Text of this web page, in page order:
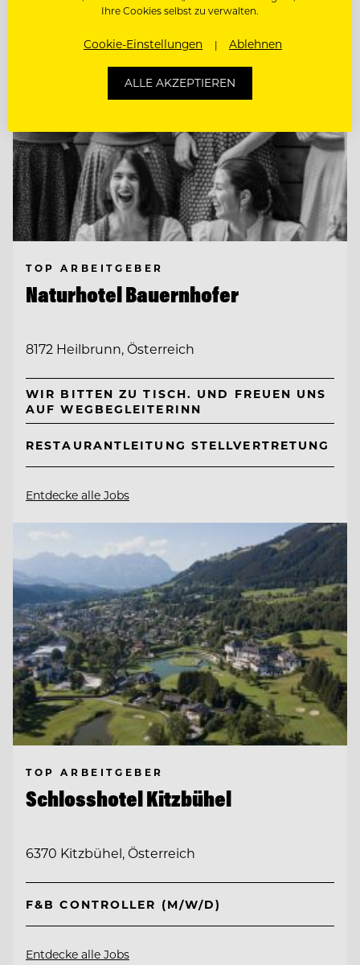
TOP ARBEITGEBER
Naturhotel Bauernhofer
8172 Heilbrunn, Österreich
WIR BITTEN ZU TISCH. UND FREUEN UNS
AUF WEGBEGLEITERINN
RESTAURANTLEITUNG STELLVERTRETUNG
Entdecke alle Jobs
TOP ARBEITGEBER
Schlosshotel Kitzbühel
6370 Kitzbühel, Österreich
F&B CONTROLLER (M/W/D)
Entdecke alle Jobs
Ihre Cookies selbst zu verwalten.
Cookie-Einstellungen Ablehnen
ALLE AKZEPTIEREN